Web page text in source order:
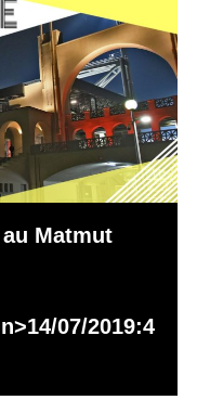
Matmut
>14/07/2019:4